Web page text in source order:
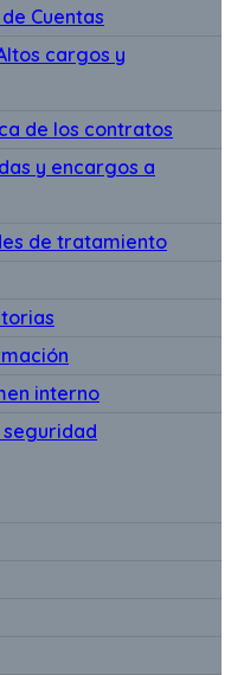
Cuentas
cargos y
de los contratos
y encargos a
de tratamiento
interno
seguridad